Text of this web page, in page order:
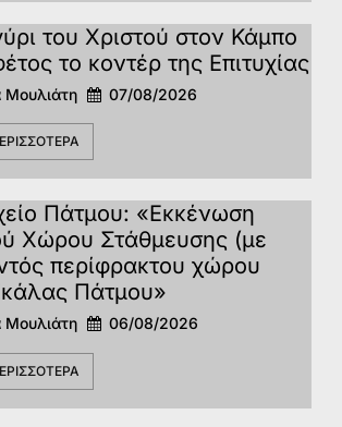
του Χριστού στον Κάμπο
το κοντέρ της Επιτυχίας
07/08/2026
Πάτμου: «Εκκένωση
Χώρου Στάθμευσης (με
περίφρακτου χώρου
Πάτμου»
06/08/2026